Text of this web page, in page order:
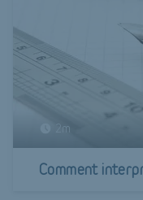
2m
Comment